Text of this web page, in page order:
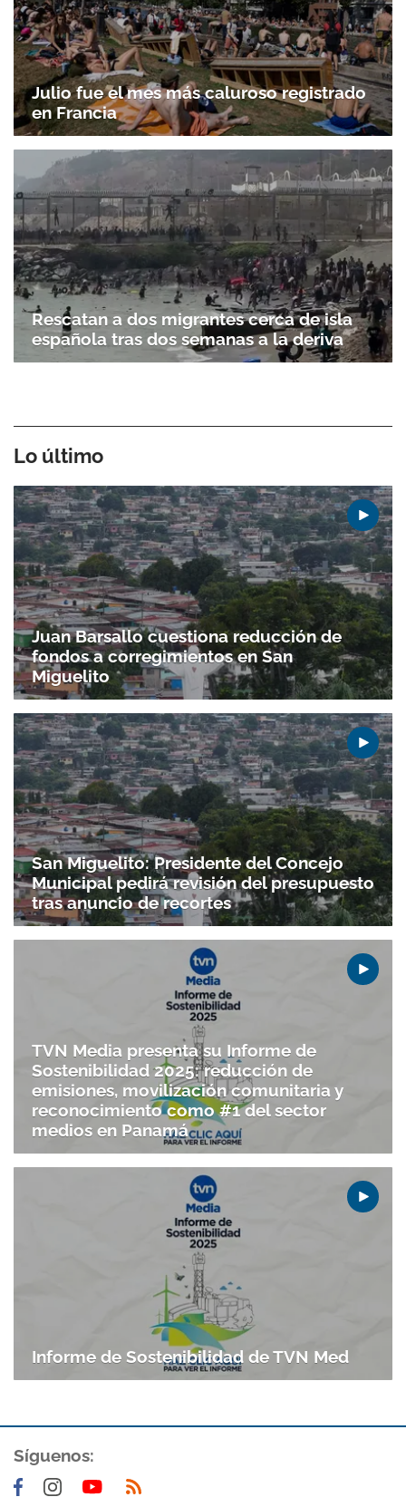
Julio fue el mes más caluroso registrado
en Francia
Rescatan a dos migrantes cerca de isla
española tras dos semanas a la deriva
Lo último
Juan Barsallo cuestiona reducción de
fondos a corregimientos en San
Miguelito
San Miguelito: Presidente del Concejo
Municipal pedirá revisión del presupuesto
tras anuncio de recortes
TVN Media presenta su Informe de
Sostenibilidad 2025: reducción de
emisiones, movilización comunitaria y
reconocimiento como #1 del sector
medios en Panamá
Informe de Sostenibilidad de TVN Med
Síguenos: